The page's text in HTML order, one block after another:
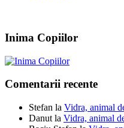
Inima Copiilor
Comentarii recente
Stefan la Vidra, animal
Danut la Vidra, animal